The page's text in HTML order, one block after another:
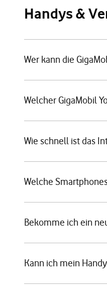
Handys &
Wer kann die
Welcher GigaMobil
Wie schnell ist das
Welche
Bekomme ich ein
Kann ich mein